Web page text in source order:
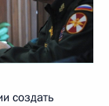
создать